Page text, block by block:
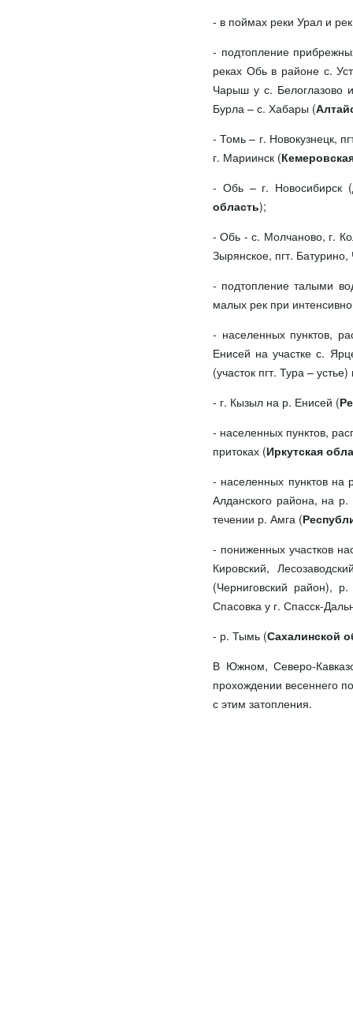
- в поймах реки Урал и
- подтопление
реках Обь в районе с.
Чарыш у с. Белоглазово
Бурла – с. Хабары (
- Томь – г. Новокузнецк,
г. Мариинск (
- Обь – г. Новосибирск
область);
- Обь - с. Молчаново, г.
Зырянское, пгт.
- подтопление талыми
малых рек при
- населенных пунктов,
Енисей на участке с.
(участок пгт. Тура –
- г. Кызыл на р. Енисей (
- населенных пунктов,
притоках (Иркутская
- населенных пунктов на
Алданского района, на
течении р. Амга (
- пониженных участков
Кировский,
(Черниговский район),
Спасовка у г. Спасск-
- р. Тымь (Сахалинской
В Южном, Северо-
прохождении весеннего
с этим затопления.